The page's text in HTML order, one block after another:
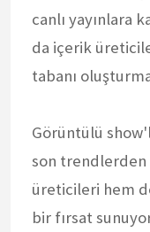
canlı yayınlara
da içerik
tabanı
Görüntülü
son
üreticileri hem
bir fırsat